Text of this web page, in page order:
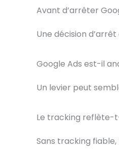
Avant d’arrêter
Une décision
Google Ads est-il
Un levier peut
Le tracking reflète-
Sans tracking